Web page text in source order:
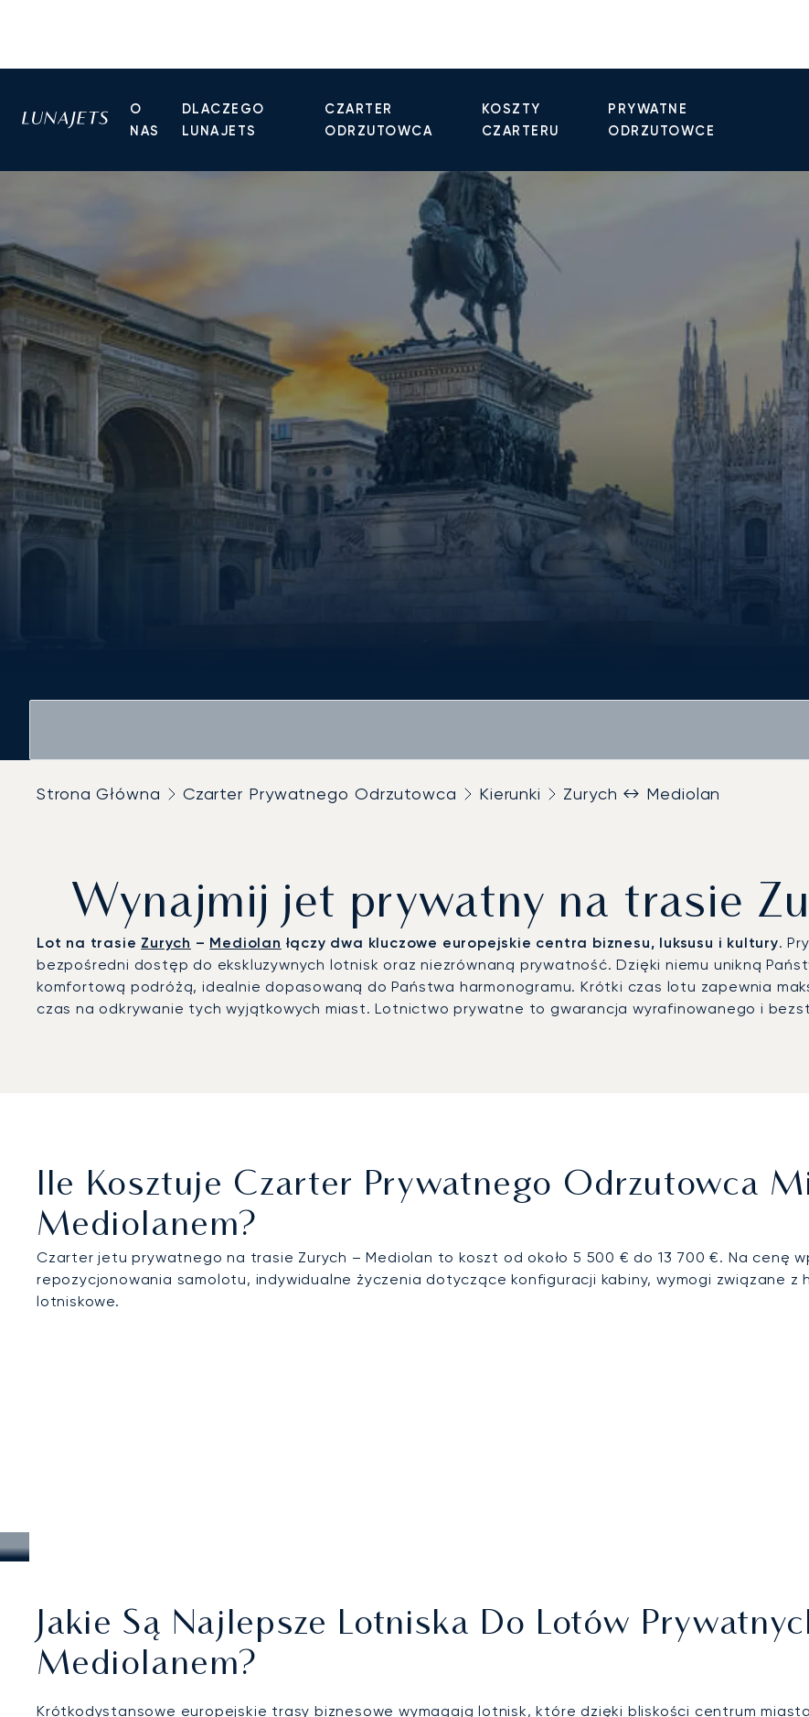
O
NAS
DLACZEGO
LUNAJETS
CZARTER
ODRZUTOWCA
KOSZTY
CZARTERU
PRYWATNE
ODRZUTOWCE
Strona Główna Czarter Prywatnego Odrzutowca Kierunki Zurych ↔ Mediolan
Wynajmij jet prywatny na trasie
Lot na trasie Zurych – Mediolan łączy dwa kluczowe europejskie centra biznesu, luksusu i kultury.
bezpośredni dostęp do ekskluzywnych lotnisk oraz niezrównaną prywatność. Dzięki niemu unikną
komfortową podróżą, idealnie dopasowaną do Państwa harmonogramu. Krótki czas lotu zapewnia
czas na odkrywanie tych wyjątkowych miast. Lotnictwo prywatne to gwarancja wyrafinowanego i
Ile Kosztuje Czarter Prywatnego Odrzutowca
Mediolanem?
Czarter jetu prywatnego na trasie Zurych – Mediolan to koszt od około 5 500 € do 13 700 €. Na cenę
repozycjonowania samolotu, indywidualne życzenia dotyczące konfiguracji kabiny, wymogi związane z
lotniskowe.
Jakie Są Najlepsze Lotniska Do Lotów
Mediolanem?
Krótkodystansowe europejskie trasy biznesowe wymagają lotnisk, które dzięki bliskości centrum